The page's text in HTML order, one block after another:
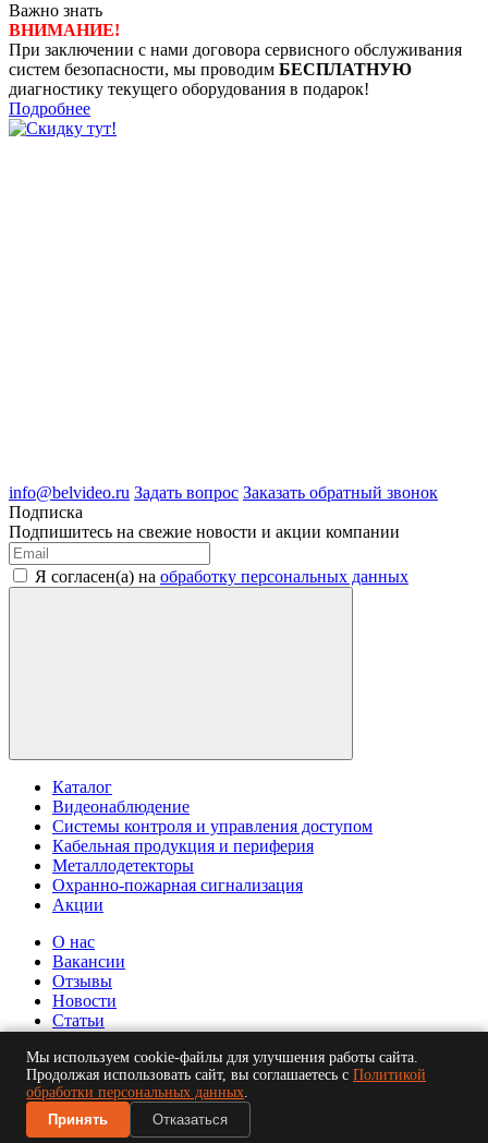
Важно знать
ВНИМАНИЕ!
При заключении с нами договора сервисного обслуживания
систем безопасности, мы проводим БЕСПЛАТНУЮ
диагностику текущего оборудования в подарок!
Подробнее
info@belvideo.ru Задать вопрос Заказать обратный звонок
Подписка
Подпишитесь на свежие новости и акции компании
Я согласен(а) на обработку персональных данных
Каталог
Видеонаблюдение
Системы контроля и управления доступом
Кабельная продукция и периферия
Металлодетекторы
Охранно-пожарная сигнализация
Акции
О нас
Вакансии
Отзывы
Новости
Статьи
© ООО "БСБ". Информация сайта защищена законом об
авторских правах. 2026
Публичная оферта| Политика обработки персональных
данных
18 +
Мы используем cookie-файлы для улучшения работы сайта.
Продолжая использовать сайт, вы соглашаетесь с Политикой
обработки персональных данных.
Принять
Отказаться